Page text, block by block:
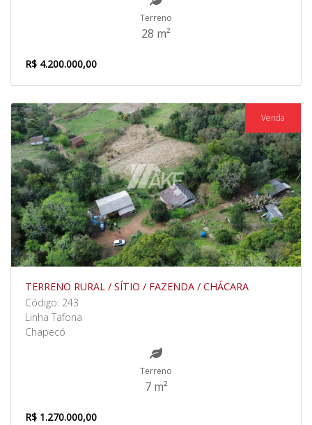
Terreno
28 m²
R$ 4.200.000,00
Venda
TERRENO RURAL / SÍTIO / FAZENDA / CHÁCARA
Código: 243
Linha Tafona
Chapecó
Terreno
7 m²
R$ 1.270.000,00